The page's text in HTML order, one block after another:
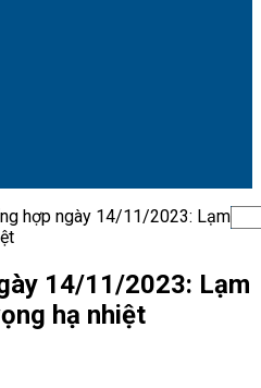
hợp ngày 14/11/2023: Lạm
14/11/2023: Lạm
hạ nhiệt